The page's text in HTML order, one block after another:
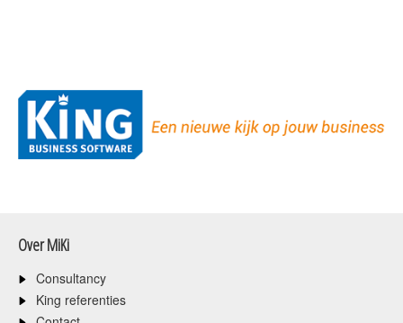
Over MiKi
Consultancy
King referenties